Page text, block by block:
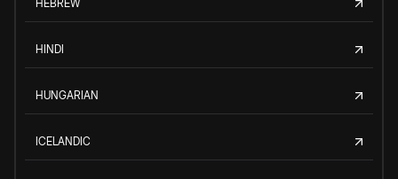
HEBREW
HINDI
HUNGARIAN
ICELANDIC